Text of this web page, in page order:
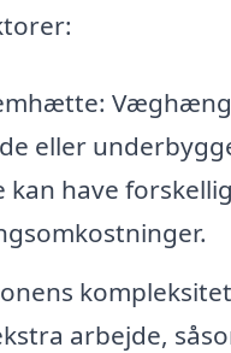
eller
have
arbejde,